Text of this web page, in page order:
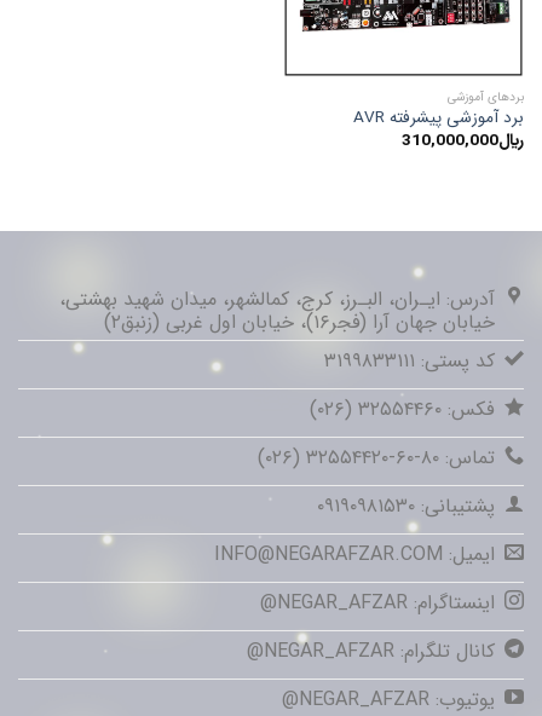
بردهای آموزشی
برد آموزشی پیشرفته AVR
﷼310,000,000
آدرس: ایـران، البـرز، کرج، کمالشهر، میدان شهید بهشتی،
خیابان جهان آرا (فجر۱۶)، خیابان اول غربی (زنبق۲)
کد پستی: ۳۱۹۹۸۳۳۱۱۱
فکس: ۳۲۵۵۴۴۶۰ (۰۲۶)
تماس: ۸۰-۶۰-۳۲۵۵۴۴۲۰ (۰۲۶)
پشتیبانی: ۰۹۱۹۰۹۸۱۵۳۰
ایمیل: INFO@NEGARAFZAR.COM
اینستاگرام: NEGAR_AFZAR@
کانال تلگرام: NEGAR_AFZAR@
یوتیوب: NEGAR_AFZAR@